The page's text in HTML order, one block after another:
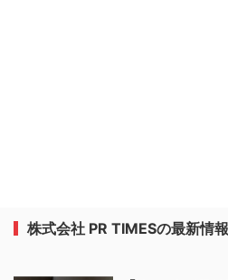
株式会社 PR TIMESの最新情報